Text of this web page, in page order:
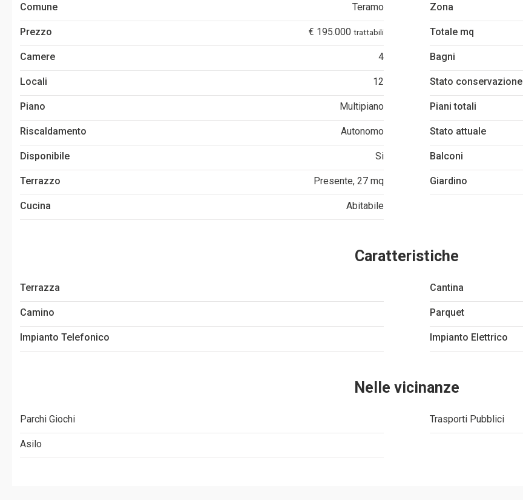
Comune Teramo Zona
Prezzo € 195.000 trattabili Totale mq
Camere 4 Bagni
Locali 12 Stato conservazione
Piano Multipiano Piani totali
Riscaldamento Autonomo Stato attuale
Disponibile Si Balconi
Terrazzo Presente, 27 mq Giardino
Cucina Abitabile
Caratteristiche
Terrazza Cantina
Camino Parquet
Impianto Telefonico Impianto Elettrico
Nelle vicinanze
Parchi Giochi Trasporti Pubblici
Asilo